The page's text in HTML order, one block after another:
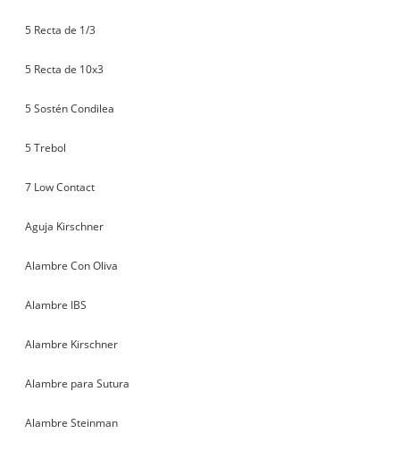
5 Recta de 1/3
5 Recta de 10x3
5 Sostén Condilea
5 Trebol
7 Low Contact
Aguja Kirschner
Alambre Con Oliva
Alambre IBS
Alambre Kirschner
Alambre para Sutura
Alambre Steinman